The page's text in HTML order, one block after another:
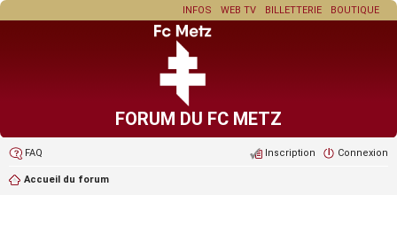
BOUTIQUE
BILLETTERIE
WEB TV
INFOS
FORUM DU FC METZ
FAQ Connexion
Inscription
Accueil du forum